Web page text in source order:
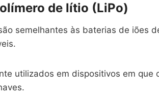
de lítio (LiPo)
semelhantes às baterias de iões
utilizados em dispositivos em